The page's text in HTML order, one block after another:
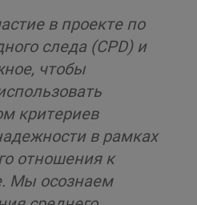
в проекте по
следа (CPD) и
чтобы
критериев
в рамках
отношения к
Мы осознаем